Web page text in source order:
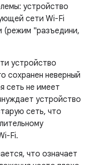
устройство
сети Wi-Fi
(режим "разъедини,
устройство
сохранен неверный
сеть не имеет
устройство
сеть, что
Fi.
что означает